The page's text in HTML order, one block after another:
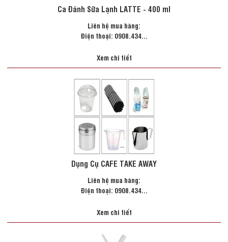
Ca Đánh Sữa Lạnh LATTE - 400 ml
Liên hệ mua hàng:
Điện thoại: 0908.434...
Xem chi tiết
Dụng Cụ CAFE TAKE AWAY
Liên hệ mua hàng:
Điện thoại: 0908.434...
Xem chi tiết